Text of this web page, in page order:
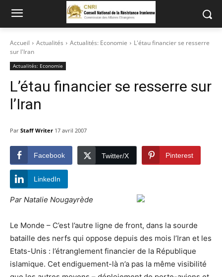
Accueil Actualités Actualités: Economie
L'étau financier se resserre
sur l'Iran
Actualités: Economie
L’étau financier se resserre sur
l’Iran
Par Staff Writer 17 avril 2007
Facebook Twitter/X Pinterest
LinkedIn
Par Natalie Nougayrède
Le Monde – C’est l’autre ligne de front, dans la sourde
bataille des nerfs qui oppose depuis des mois l’Iran et les
Etats-Unis : l’étranglement financier de la République
islamique. Cet endiguement-là n’a pas la même visibilité